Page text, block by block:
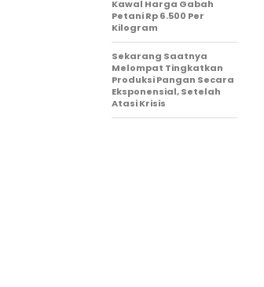
Kawal Harga Gabah
Petani Rp 6.500 Per
Kilogram
Sekarang Saatnya
Melompat Tingkatkan
Produksi Pangan Secara
Eksponensial, Setelah
Atasi Krisis